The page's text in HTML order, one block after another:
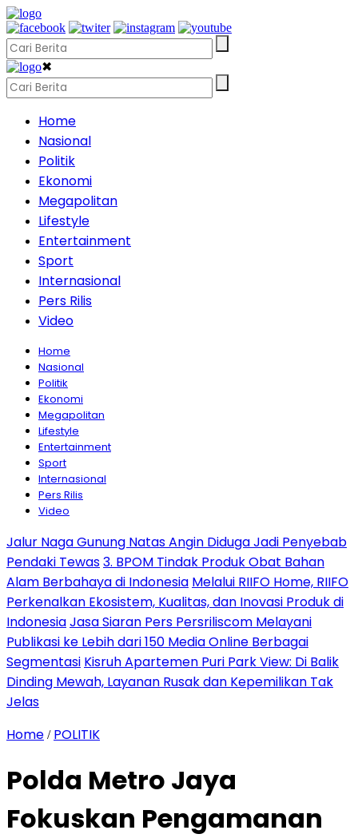
✖
Home
Nasional
Politik
Ekonomi
Megapolitan
Lifestyle
Entertainment
Sport
Internasional
Pers Rilis
Video
Home
Nasional
Politik
Ekonomi
Megapolitan
Lifestyle
Entertainment
Sport
Internasional
Pers Rilis
Video
Jalur Naga Gunung Natas Angin Diduga Jadi Penyebab
Pendaki Tewas3. BPOM Tindak Produk Obat Bahan
Alam Berbahaya di Indonesia Melalui RIIFO Home, RIIFO
Perkenalkan Ekosistem, Kualitas, dan Inovasi Produk di
IndonesiaJasa Siaran Pers Persriliscom Melayani
Publikasi ke Lebih dari 150 Media Online Berbagai
Segmentasi Kisruh Apartemen Puri Park View: Di Balik
Dinding Mewah, Layanan Rusak dan Kepemilikan Tak
Jelas
Home / POLITIK
Polda Metro Jaya
Fokuskan Pengamanan